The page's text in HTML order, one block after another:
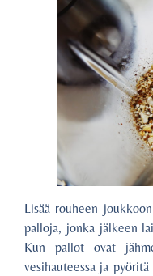
Lisää rouheen
palloja, jonka jälkeen
Kun pallot ovat
vesihauteessa ja